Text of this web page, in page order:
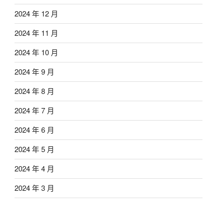
2024 年 12 月
2024 年 11 月
2024 年 10 月
2024 年 9 月
2024 年 8 月
2024 年 7 月
2024 年 6 月
2024 年 5 月
2024 年 4 月
2024 年 3 月